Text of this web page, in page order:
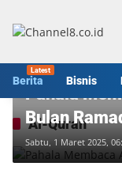
konten
Berita Bisnis
Al-Quran
Berita
Pahala
Bulan
Sabtu, 1 Maret 2025,